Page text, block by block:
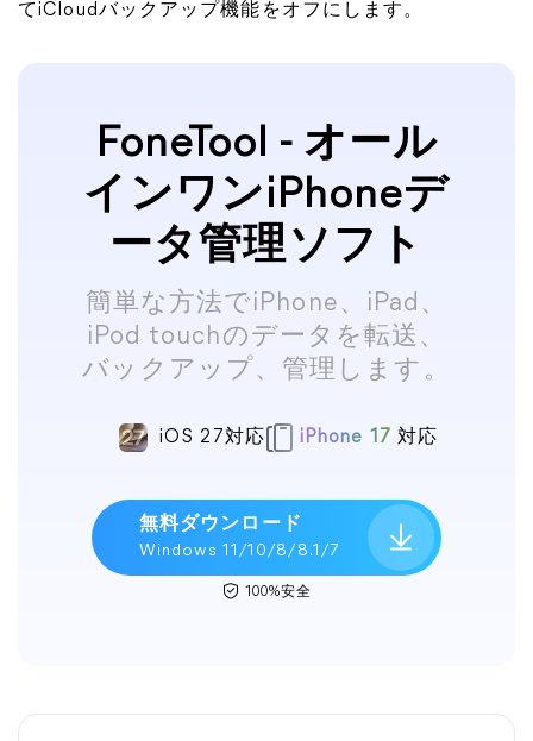
てiCloudバックアップ機能をオフにします。
FoneTool - オール
インワンiPhoneデ
ータ管理ソフト
簡単な方法でiPhone、iPad、
iPod touchのデータを転送、
バックアップ、管理します。
iOS 27対応 iPhone 17 対応
無料ダウンロード
Windows 11/10/8/8.1/7
100%安全